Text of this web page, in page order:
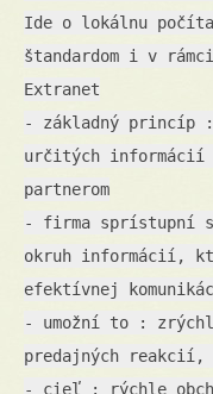
Ide o lokálnu
štandardom i v
Extranet
- základný princíp
určitých informácií
partnerom
- firma sprístupní
okruh informácií,
efektívnej
- umožní to :
predajných
- cieľ : rýchle